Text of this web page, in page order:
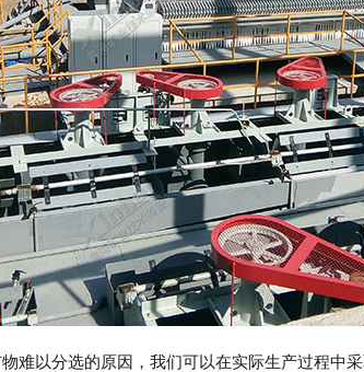
难以分选的原因，我们可以在实际生产过程中